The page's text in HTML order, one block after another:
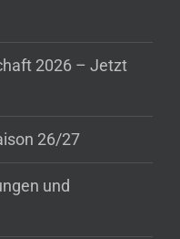
2026 – Jetzt
26/27
und